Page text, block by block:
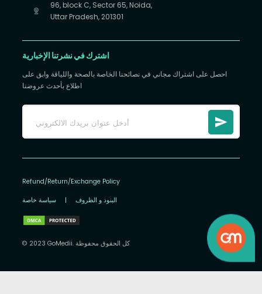
96, block C, Sector 65, Noida,
Uttar Pradesh, 201301
اشترك في نشرتنا الإخبارية
احصل على اشتراك مجاني في نصائحنا الخاصة بالصحة واللياقة وابق على
اطلاع بأحدث عروضنا
Refund/Return/Exchange Policy
سياسة خاصة | البنود و الظروف
© 2023 GoMedii. كل الحقوق محفوظة